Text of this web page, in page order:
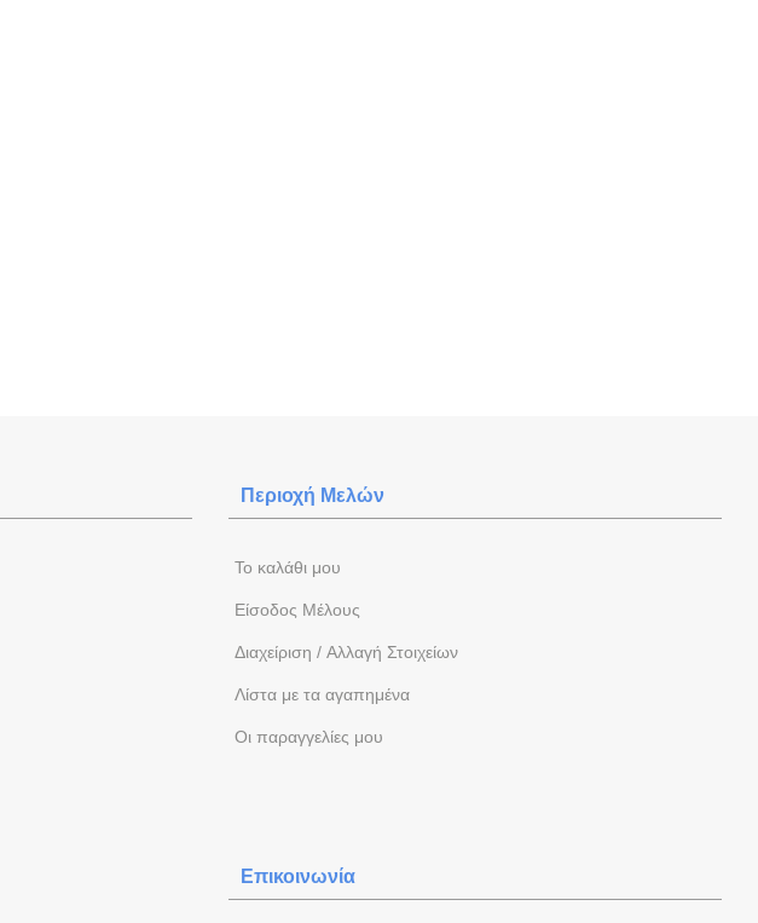
Περιοχή Mελών
To καλάθι μου
Eίσοδος Μέλους
Διαχείριση / Aλλαγή Στοιχείων
Λίστα με τα αγαπημένα
Oι παραγγελίες μου
Επικοινωνία